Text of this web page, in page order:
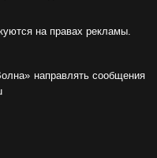
на правах рекламы.
направлять сообщения